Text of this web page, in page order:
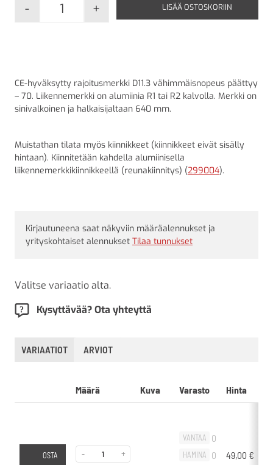
D11.3 Vähimmäisnopeus päättyy - 70 määrä
- + LISÄÄ OSTOSKORIIN
CE-hyväksytty rajoitusmerkki D11.3 vähimmäisnopeus päättyy
– 70. Liikennemerkki on alumiinia R1 tai R2 kalvolla. Merkki on
sinivalkoinen ja halkaisijaltaan 640 mm.
Muistathan tilata myös kiinnikkeet (kiinnikkeet eivät sisälly
hintaan). Kiinnitetään kahdella alumiinisella
liikennemerkkikiinnikkeellä (reunakiinnitys) (299004).
Kirjautuneena saat näkyviin määräalennukset ja
yrityskohtaiset alennukset Tilaa tunnukset
Valitse variaatio alta.
Kysyttävää? Ota yhteyttä
VARIAATIOT ARVIOT
Määrä Kuva Varasto Hinta
OSTA - +
VANTAA 0
HAMINA 0 49,00 €